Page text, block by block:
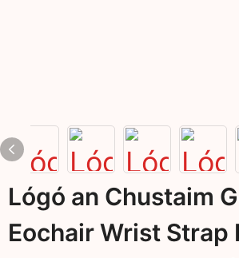
Lógó an Chustaim
Eochair Wrist Strap